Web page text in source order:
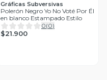
Gráficas Subversivas
Polerón Negro Yo No Voté Por Él
en blanco Estampado Estilo
0(0)
$21.900